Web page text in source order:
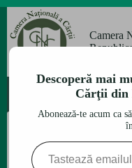
conținut
Camera
Descoperă mai
Cărţii din
Abonează-te acum ca
Tastează emailul tău...